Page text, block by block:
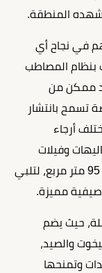
تشهده المنطقة.
في نجاح أي
بنظام المصاطب
ممكن من
تسمح بانتشار
أرجاء
وفيلات
وتوين هاوس وتاون هاوس بمساحات تبدأ من 95 متر مربع، لتلبي
صيفية مميزة.
حيث يضم
والصيد،
وتمنحها